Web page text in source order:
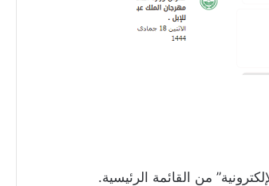
من القائمة الرئيسية.